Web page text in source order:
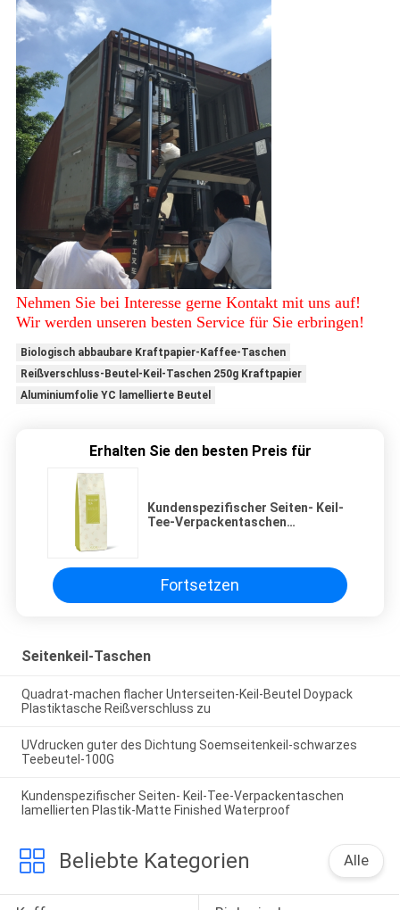
Nehmen Sie bei Interesse gerne Kontakt mit uns auf!
Wir werden unseren besten Service für Sie erbringen!
Biologisch abbaubare Kraftpapier-Kaffee-Taschen
Reißverschluss-Beutel-Keil-Taschen 250g Kraftpapier
Aluminiumfolie YC lamellierte Beutel
Erhalten Sie den besten Preis für
Kundenspezifischer Seiten- Keil-
Tee-Verpackentaschen
Fortsetzen
Seitenkeil-Taschen
Quadrat-machen flacher Unterseiten-Keil-Beutel Doypack
Plastiktasche Reißverschluss zu
UVdrucken guter des Dichtung Soemseitenkeil-schwarzes
Teebeutel-100G
Kundenspezifischer Seiten- Keil-Tee-Verpackentaschen
lamellierten Plastik-Matte Finished Waterproof
Beliebte Kategorien Alle